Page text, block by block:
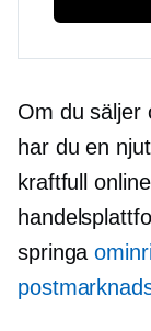
Om du säljer
har du en
kraftfull
springa